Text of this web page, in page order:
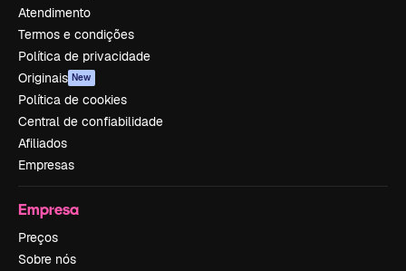
Atendimento
Termos e condições
Política de privacidade
Originais New
Política de cookies
Central de confiabilidade
Afiliados
Empresas
Empresa
Preços
Sobre nós